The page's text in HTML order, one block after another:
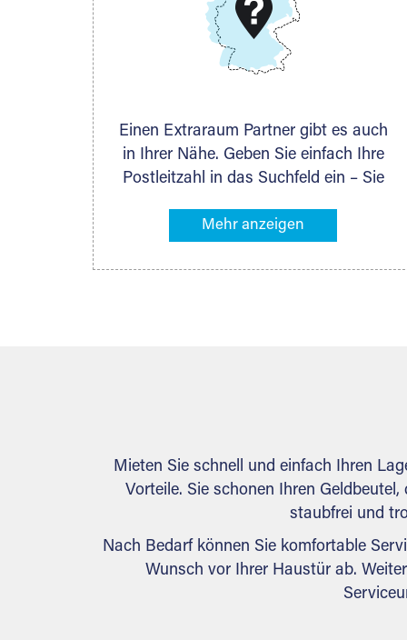
DMG Aktiengesellschaft
Schieferstein 11A
Einen Extraraum Partner gibt es auch
in Ihrer Nähe. Geben Sie einfach Ihre
Postleitzahl in das Suchfeld ein – Sie
Partners mit Lagermöglichkeiten in
können Sie anschließend Ihren
Mieten Sie schnell und einfach Ihren
Vorteile. Sie schonen Ihren
staubfrei und
Nach Bedarf können Sie komfortable
Wunsch vor Ihrer Haustür ab.